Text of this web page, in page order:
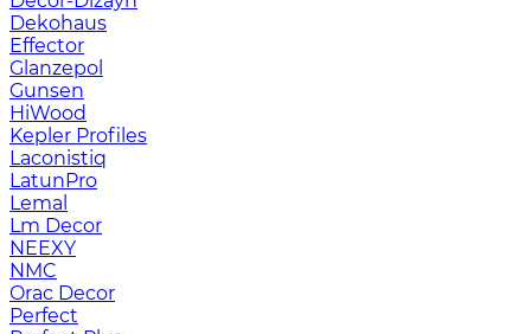
Dekohaus
Effector
Glanzepol
Gunsen
HiWood
Kepler Profiles
Laconistiq
LatunPro
Lemal
Lm Decor
NEEXY
NMC
Orac Decor
Perfect